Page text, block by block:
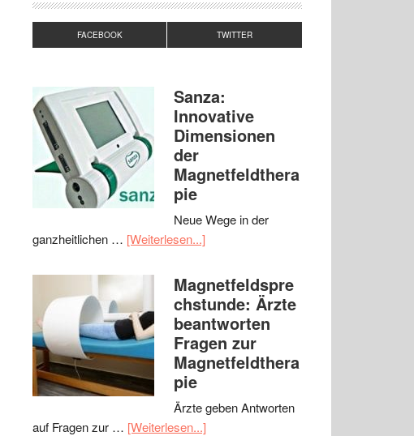
FACEBOOK TWITTER
Sanza:
Innovative
Dimensionen
der
Magnetfeldthera
pie
Neue Wege in der
ganzheitlichen … [Weiterlesen...]
Magnetfeldspre
chstunde: Ärzte
beantworten
Fragen zur
Magnetfeldthera
pie
Ärzte geben Antworten
auf Fragen zur … [Weiterlesen...]